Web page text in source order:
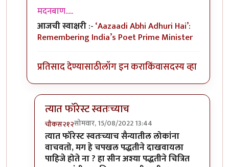
मदनबाण.....
आजची स्वाक्षरी:-‘Aazaadi Abhi Adhuri Hai’:
Remembering India’s Poet Prime Minister
प्रतिसाद देण्यासाठीलॉग इन कराकिंवासदस्य व्हा
त्यात फॉरेस्ट स्वतःच्याच
चौकस२१२सोमवार, 15/08/2022 13:44
In reply to@ चौकस२१२byमदनबाण
त्यात फॉरेस्ट स्वतःच्याच सैन्यातील लोकांना
वाचवतो, मग हे चपखल पद्धतीने दाखवायला
पाहिजे होते ना ? हा सीन अश्या पद्धतीने चित्रित